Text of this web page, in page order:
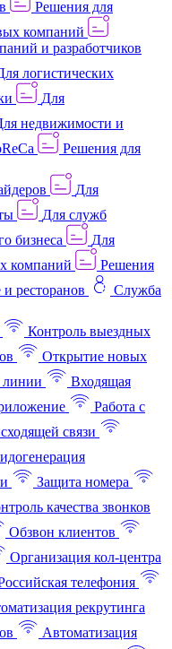
Решения для
компаний
и разработчиков
логистических
Для
недвижимости и
Решения для
Для
Для служб
бизнеса
Для
компаний
Решения
ресторанов
Служба
Контроль выездных
Открытие новых
линии
Входящая
Работа с
связи
Защита номера
качества звонков
Обзвон клиентов
Организация кол-центра
телефония
рекрутинга
Автоматизация